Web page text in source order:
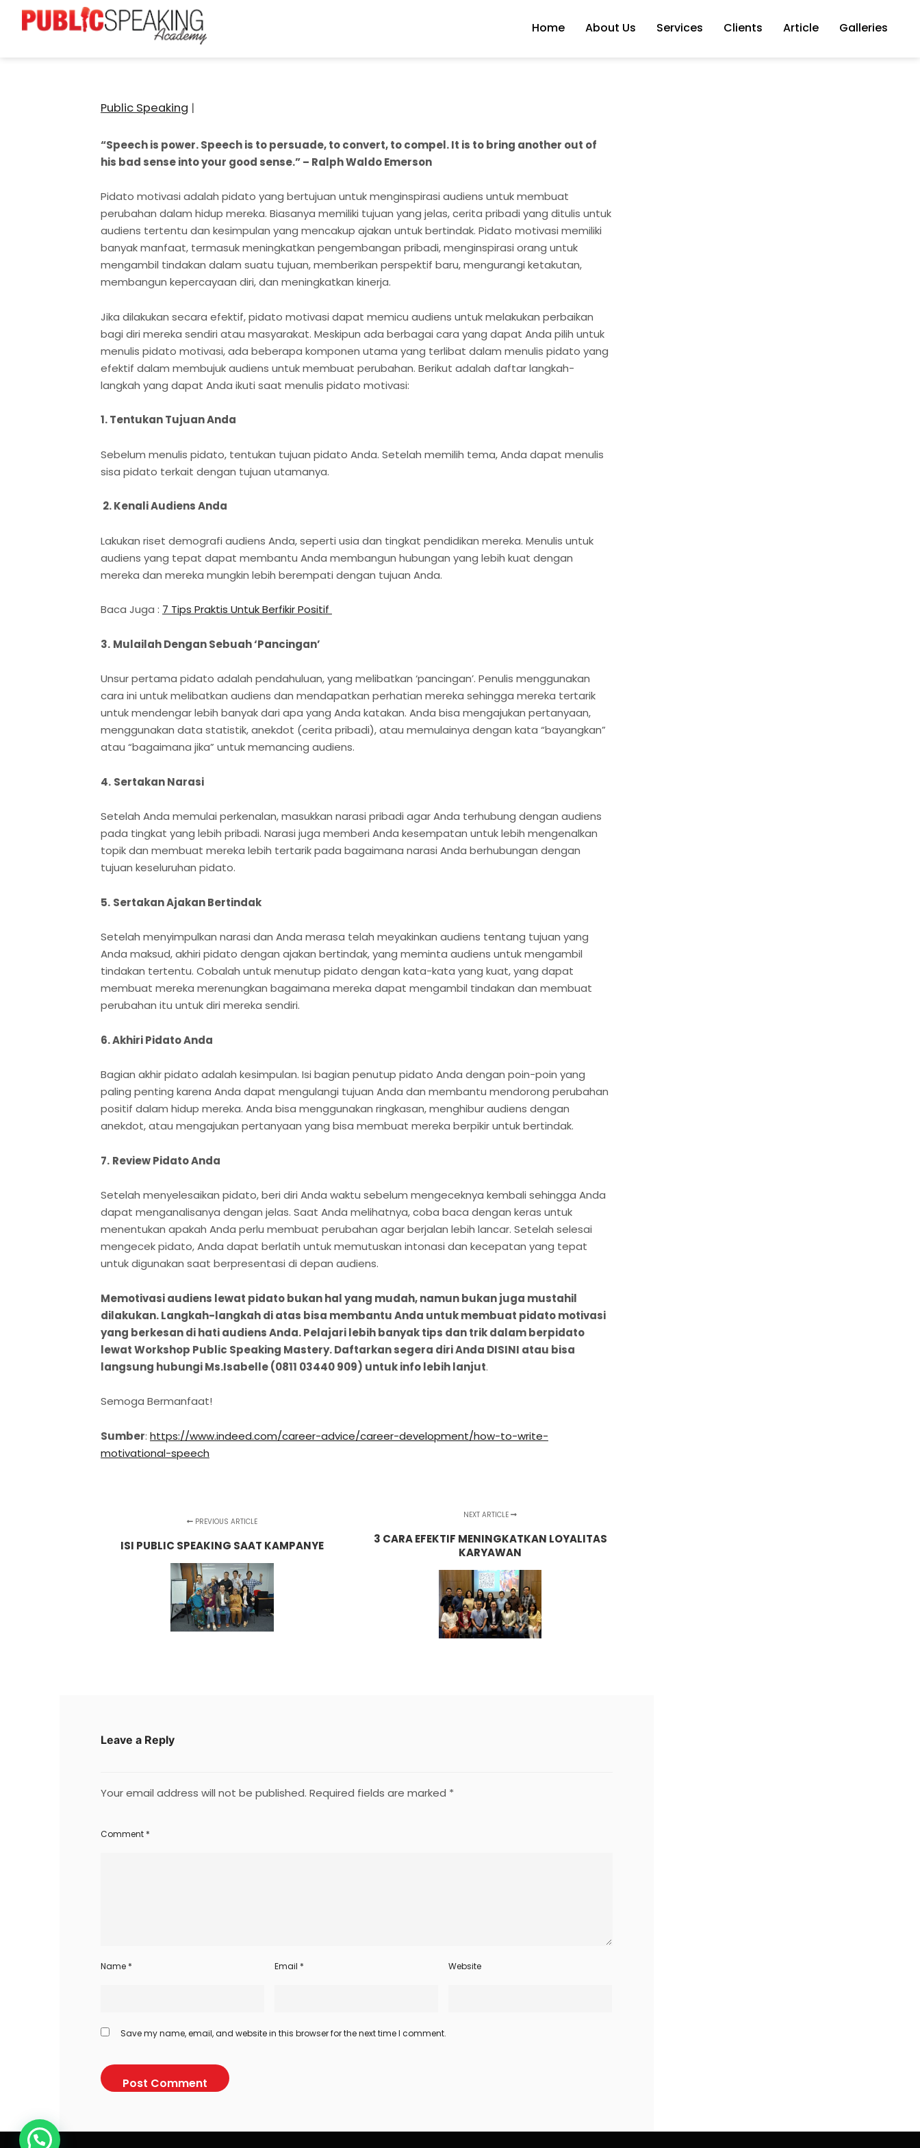
Home About Us Services Clients Article Galleries
Public Speaking |
“Speech is power. Speech is to persuade, to convert, to compel. It is to bring another out of
his bad sense into your good sense.” – Ralph Waldo Emerson
Pidato motivasi adalah pidato yang bertujuan untuk menginspirasi audiens untuk membuat
perubahan dalam hidup mereka. Biasanya memiliki tujuan yang jelas, cerita pribadi yang ditulis untuk
audiens tertentu dan kesimpulan yang mencakup ajakan untuk bertindak. Pidato motivasi memiliki
banyak manfaat, termasuk meningkatkan pengembangan pribadi, menginspirasi orang untuk
mengambil tindakan dalam suatu tujuan, memberikan perspektif baru, mengurangi ketakutan,
membangun kepercayaan diri, dan meningkatkan kinerja.
Jika dilakukan secara efektif, pidato motivasi dapat memicu audiens untuk melakukan perbaikan
bagi diri mereka sendiri atau masyarakat. Meskipun ada berbagai cara yang dapat Anda pilih untuk
menulis pidato motivasi, ada beberapa komponen utama yang terlibat dalam menulis pidato yang
efektif dalam membujuk audiens untuk membuat perubahan. Berikut adalah daftar langkah-
langkah yang dapat Anda ikuti saat menulis pidato motivasi:
1. Tentukan Tujuan Anda
Sebelum menulis pidato, tentukan tujuan pidato Anda. Setelah memilih tema, Anda dapat menulis
sisa pidato terkait dengan tujuan utamanya.
2.Kenali Audiens Anda
Lakukan riset demografi audiens Anda, seperti usia dan tingkat pendidikan mereka. Menulis untuk
audiens yang tepat dapat membantu Anda membangun hubungan yang lebih kuat dengan
mereka dan mereka mungkin lebih berempati dengan tujuan Anda.
Baca Juga : 7 Tips Praktis Untuk Berfikir Positif
3. Mulailah Dengan Sebuah ‘Pancingan’
Unsur pertama pidato adalah pendahuluan, yang melibatkan ‘pancingan’. Penulis menggunakan
cara ini untuk melibatkan audiens dan mendapatkan perhatian mereka sehingga mereka tertarik
untuk mendengar lebih banyak dari apa yang Anda katakan. Anda bisa mengajukan pertanyaan,
menggunakan data statistik, anekdot (cerita pribadi), atau memulainya dengan kata “bayangkan”
atau “bagaimana jika” untuk memancing audiens.
4. Sertakan Narasi
Setelah Anda memulai perkenalan, masukkan narasi pribadi agar Anda terhubung dengan audiens
pada tingkat yang lebih pribadi. Narasi juga memberi Anda kesempatan untuk lebih mengenalkan
topik dan membuat mereka lebih tertarik pada bagaimana narasi Anda berhubungan dengan
tujuan keseluruhan pidato.
5. Sertakan Ajakan Bertindak
Setelah menyimpulkan narasi dan Anda merasa telah meyakinkan audiens tentang tujuan yang
Anda maksud, akhiri pidato dengan ajakan bertindak, yang meminta audiens untuk mengambil
tindakan tertentu. Cobalah untuk menutup pidato dengan kata-kata yang kuat, yang dapat
membuat mereka merenungkan bagaimana mereka dapat mengambil tindakan dan membuat
perubahan itu untuk diri mereka sendiri.
6. Akhiri Pidato Anda
Bagian akhir pidato adalah kesimpulan. Isi bagian penutup pidato Anda dengan poin-poin yang
paling penting karena Anda dapat mengulangi tujuan Anda dan membantu mendorong perubahan
positif dalam hidup mereka. Anda bisa menggunakan ringkasan, menghibur audiens dengan
anekdot, atau mengajukan pertanyaan yang bisa membuat mereka berpikir untuk bertindak.
7. Review Pidato Anda
Setelah menyelesaikan pidato, beri diri Anda waktu sebelum mengeceknya kembali sehingga Anda
dapat menganalisanya dengan jelas. Saat Anda melihatnya, coba baca dengan keras untuk
menentukan apakah Anda perlu membuat perubahan agar berjalan lebih lancar. Setelah selesai
mengecek pidato, Anda dapat berlatih untuk memutuskan intonasi dan kecepatan yang tepat
untuk digunakan saat berpresentasi di depan audiens.
Memotivasi audiens lewat pidato bukan hal yang mudah, namun bukan juga mustahil
dilakukan. Langkah-langkah di atas bisa membantu Anda untuk membuat pidato motivasi
yang berkesan di hati audiens Anda. Pelajari lebih banyak tips dan trik dalam berpidato
lewat Workshop Public Speaking Mastery. Daftarkan segera diri Anda DISINI atau bisa
langsung hubungi Ms.Isabelle (0811 03440 909) untuk info lebih lanjut.
Semoga Bermanfaat!
Sumber: https://www.indeed.com/career-advice/career-development/how-to-write-
motivational-speech
PREVIOUS ARTICLE
ISI PUBLIC SPEAKING SAAT KAMPANYE
NEXT ARTICLE
3 CARA EFEKTIF MENINGKATKAN LOYALITAS
KARYAWAN
Leave a Reply
Your email address will not be published. Required fields are marked *
Comment *
Name * Email * Website
Save my name, email, and website in this browser for the next time I comment.